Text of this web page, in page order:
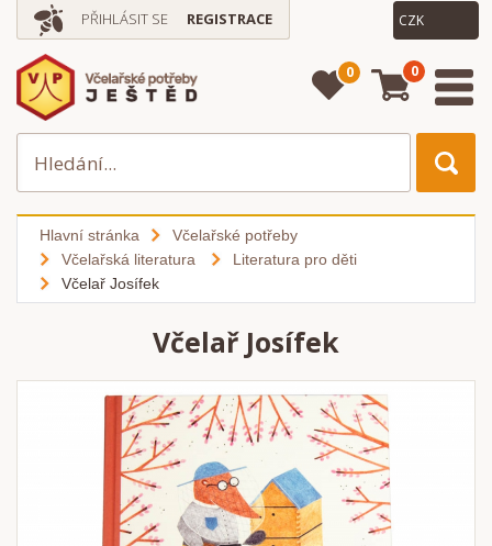
PŘIHLÁSIT SE REGISTRACE
0 0
Hlavní stránka
Včelařské potřeby
Včelařská literatura
Literatura pro děti
Včelař Josífek
Včelař Josífek